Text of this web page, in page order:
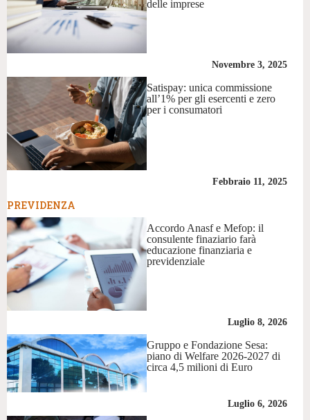
delle imprese
Novembre 3, 2025
Satispay: unica commissione
all’1% per gli esercenti e zero
per i consumatori
Febbraio 11, 2025
PREVIDENZA
Accordo Anasf e Mefop: il
consulente finaziario farà
educazione finanziaria e
previdenziale
Luglio 8, 2026
Gruppo e Fondazione Sesa:
piano di Welfare 2026-2027 di
circa 4,5 milioni di Euro
Luglio 6, 2026